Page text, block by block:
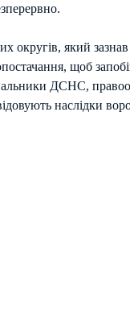
округів, який
щоб
ДСНС,
наслідки